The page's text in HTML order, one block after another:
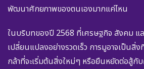
พัฒนาศักยภาพของตนเองมากแค่ไหน
ในบริบทของปี 2568 ที่เศรษฐกิจ สังคม แล
เปลี่ยนแปลงอย่างรวดเร็ว การมูอาจเป็นสิ่ง
กล้าที่จะเริ่มต้นสิ่งใหม่ๆ หรือยืนหยัดต่อสู้กับ